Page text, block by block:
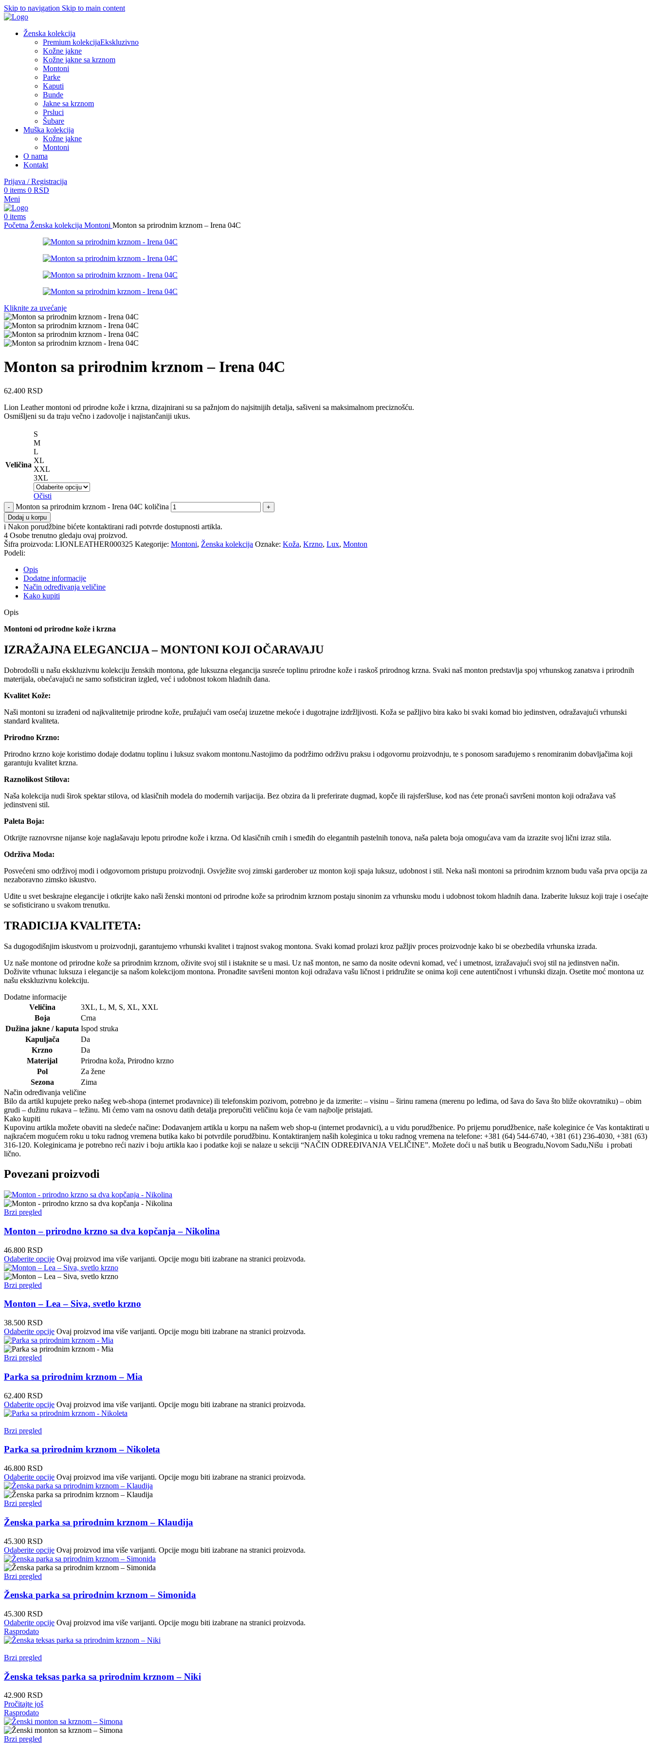
Skip to navigation Skip to main content
Ženska kolekcija
Premium kolekcijaEkskluzivno
Kožne jakne
Kožne jakne sa krznom
Montoni
Parke
Kaputi
Bunde
Jakne sa krznom
Prsluci
Šubare
Muška kolekcija
Kožne jakne
Montoni
O nama
Kontakt
Prijava / Registracija
0 items 0 RSD
Meni
0 items
Početna Ženska kolekcija Montoni Monton sa prirodnim krznom – Irena 04C
Kliknite za uvećanje
Monton sa prirodnim krznom – Irena 04C
62.400 RSD
Lion Leather montoni od prirodne kože i krzna, dizajnirani su sa pažnjom do najsitnijih detalja, sašiveni sa maksimalnom preciznošću.
Osmišljeni su da traju večno i zadovolje i najistančaniji ukus.
Veličina
S
M
L
XL
XXL
3XL
Očisti
Monton sa prirodnim krznom - Irena 04C količina
Dodaj u korpu
i Nakon porudžbine bićete kontaktirani radi potvrde dostupnosti artikla.
4 Osobe trenutno gledaju ovaj proizvod.
Šifra proizvoda: LIONLEATHER000325 Kategorije: Montoni, Ženska kolekcija Oznake: Koža, Krzno, Lux, Monton
Podeli:
Opis
Dodatne informacije
Način određivanja veličine
Kako kupiti
Opis
Montoni od prirodne kože i krzna
IZRAŽAJNA ELEGANCIJA – MONTONI KOJI OČARAVAJU
Dobrodošli u našu ekskluzivnu kolekciju ženskih montona, gde luksuzna elegancija susreće toplinu prirodne kože i raskoš prirodnog krzna. Svaki naš monton predstavlja spoj vrhunskog zanatsva i prirodnih
materijala, obećavajući ne samo sofisticiran izgled, već i udobnost tokom hladnih dana.
Kvalitet Kože:
Naši montoni su izrađeni od najkvalitetnije prirodne kože, pružajući vam osećaj izuzetne mekoće i dugotrajne izdržljivosti. Koža se pažljivo bira kako bi svaki komad bio jedinstven, odražavajući vrhunski
standard kvaliteta.
Prirodno Krzno:
Prirodno krzno koje koristimo dodaje dodatnu toplinu i luksuz svakom montonu.Nastojimo da podržimo održivu praksu i odgovornu proizvodnju, te s ponosom sarađujemo s renomiranim dobavljačima koji
garantuju kvalitet krzna.
Raznolikost Stilova:
Naša kolekcija nudi širok spektar stilova, od klasičnih modela do modernih varijacija. Bez obzira da li preferirate dugmad, kopče ili rajsferšluse, kod nas ćete pronaći savršeni monton koji odražava vaš
jedinstveni stil.
Paleta Boja:
Otkrijte raznovrsne nijanse koje naglašavaju lepotu prirodne kože i krzna. Od klasičnih crnih i smeđih do elegantnih pastelnih tonova, naša paleta boja omogućava vam da izrazite svoj lični izraz stila.
Održiva Moda:
Posvećeni smo održivoj modi i odgovornom pristupu proizvodnji. Osvježite svoj zimski garderober uz monton koji spaja luksuz, udobnost i stil. Neka naši montoni sa prirodnim krznom budu vaša prva opcija za
nezaboravno zimsko iskustvo.
Uđite u svet beskrajne elegancije i otkrijte kako naši ženski montoni od prirodne kože sa prirodnim krznom postaju sinonim za vrhunsku modu i udobnost tokom hladnih dana. Izaberite luksuz koji traje i osećajte
se sofisticirano u svakom trenutku.
TRADICIJA KVALITETA:
Sa dugogodišnjim iskustvom u proizvodnji, garantujemo vrhunski kvalitet i trajnost svakog montona. Svaki komad prolazi kroz pažljiv proces proizvodnje kako bi se obezbedila vrhunska izrada.
Uz naše montone od prirodne kože sa prirodnim krznom, oživite svoj stil i istaknite se u masi. Uz naš monton, ne samo da nosite odevni komad, već i umetnost, izražavajući svoj stil na jedinstven način.
Doživite vrhunac luksuza i elegancije sa našom kolekcijom montona. Pronađite savršeni monton koji odražava vašu ličnost i pridružite se onima koji cene autentičnost i vrhunski dizajn. Osetite moć montona uz
našu ekskluzivnu kolekciju.
Dodatne informacije
Veličina
3XL, L, M, S, XL, XXL
Boja
Crna
Dužina jakne / kaputa Ispod struka
Kapuljača
Da
Krzno
Da
Materijal
Prirodna koža, Prirodno krzno
Pol
Za žene
Sezona
Zima
Način određivanja veličine
Bilo da artikl kupujete preko našeg web-shopa (internet prodavnice) ili telefonskim pozivom, potrebno je da izmerite: – visinu – širinu ramena (merenu po leđima, od šava do šava što bliže okovratniku) – obim
grudi – dužinu rukava – težinu. Mi ćemo vam na osnovu datih detalja preporučiti veličinu koja će vam najbolje pristajati.
Kako kupiti
Kupovinu artikla možete obaviti na sledeće načine: Dodavanjem artikla u korpu na našem web shop-u (internet prodavnici), a u vidu porudžbenice. Po prijemu porudžbenice, naše koleginice će Vas kontaktirati u
najkraćem mogućem roku u toku radnog vremena butika kako bi potvrdile porudžbinu. Kontaktiranjem naših koleginica u toku radnog vremena na telefone: +381 (64) 544-6740, +381 (61) 236-4030, +381 (63)
316-120. Koleginicama je potrebno reći naziv i boju artikla kao i podatke koji se nalaze u sekciji “NAČIN ODREĐIVANJA VELIČINE”. Možete doći u naš butik u Beogradu,Novom Sadu,Nišu i probati
lično.
Povezani proizvodi
Brzi pregled
Monton – prirodno krzno sa dva kopčanja – Nikolina
46.800 RSD
Odaberite opcije Ovaj proizvod ima više varijanti. Opcije mogu biti izabrane na stranici proizvoda.
Brzi pregled
Monton – Lea – Siva, svetlo krzno
38.500 RSD
Odaberite opcije Ovaj proizvod ima više varijanti. Opcije mogu biti izabrane na stranici proizvoda.
Brzi pregled
Parka sa prirodnim krznom – Mia
62.400 RSD
Odaberite opcije Ovaj proizvod ima više varijanti. Opcije mogu biti izabrane na stranici proizvoda.
Brzi pregled
Parka sa prirodnim krznom – Nikoleta
46.800 RSD
Odaberite opcije Ovaj proizvod ima više varijanti. Opcije mogu biti izabrane na stranici proizvoda.
Brzi pregled
Ženska parka sa prirodnim krznom – Klaudija
45.300 RSD
Odaberite opcije Ovaj proizvod ima više varijanti. Opcije mogu biti izabrane na stranici proizvoda.
Brzi pregled
Ženska parka sa prirodnim krznom – Simonida
45.300 RSD
Odaberite opcije Ovaj proizvod ima više varijanti. Opcije mogu biti izabrane na stranici proizvoda.
Rasprodato
Brzi pregled
Ženska teksas parka sa prirodnim krznom – Niki
42.900 RSD
Pročitajte još
Rasprodato
Brzi pregled